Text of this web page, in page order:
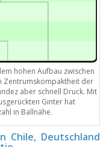
hohen Aufbau zwischen
Zentrumskompaktheit der
aber schnell Druck. Mit
Ginter hat
in Ballnähe.
Chile, Deutschland